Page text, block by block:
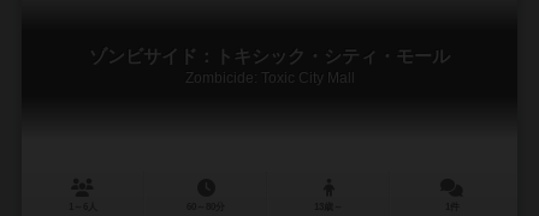
ゾンビサイド：トキシック・シティ・モール
Zombicide: Toxic City Mall